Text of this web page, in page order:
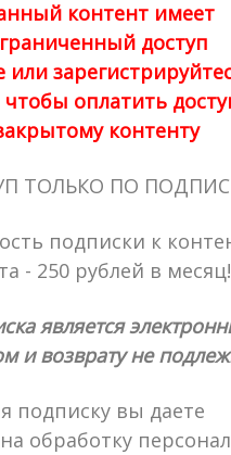
контент имеет
доступ
или
чтобы оплатить
контенту
ТОЛЬКО ПО
подписки к
- 250 рублей в месяц!
является
и возврату не
подписку вы даете
на обработку